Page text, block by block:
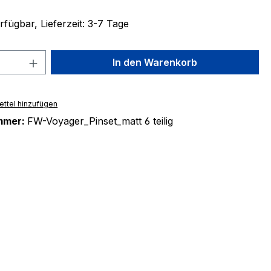
Lieferzeit: 3-7 Tage
Anzahl: Gib den gewünschten Wert
In den Warenkorb
hinzufügen
FW-Voyager_Pinset_matt 6 teilig